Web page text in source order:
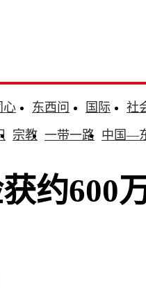
心 东西问 国际
社
宗教 一带一路 中国—
约600